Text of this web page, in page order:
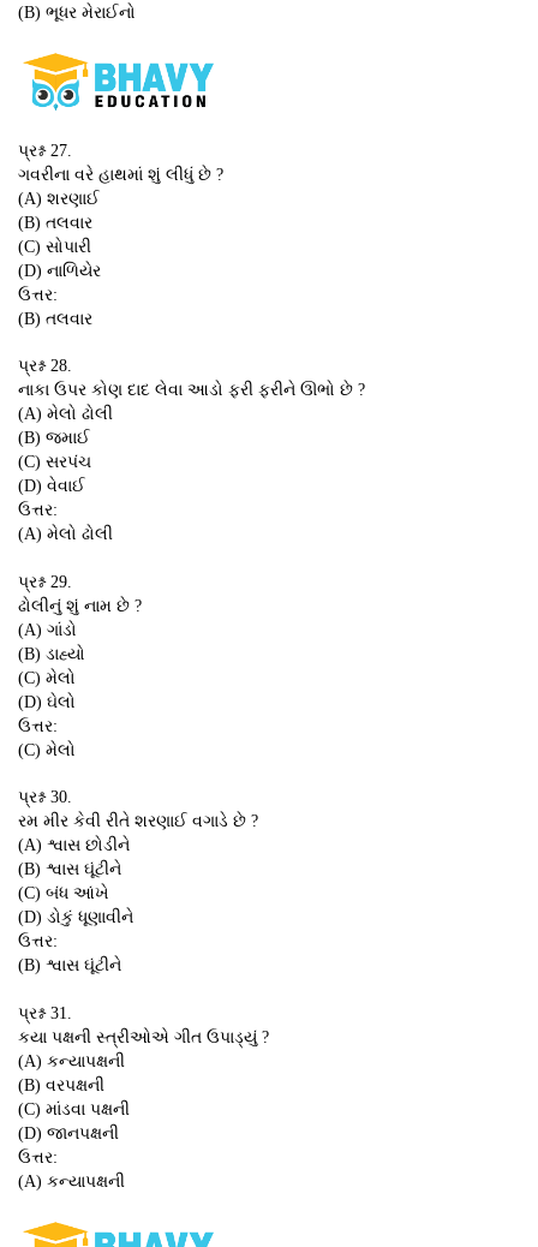
(B) ભૂધર મેરાઈનો
પ્રશ્ન 27.
ગવરીના વરે હાથમાં શું લીધું છે ?
(A) શરણાઈ
(B) તલવાર
(C) સોપારી
(D) નાળિયેર
ઉત્તર:
(B) તલવાર
પ્રશ્ન 28.
નાકા ઉપર કોણ દાદ લેવા આડો ફરી ફરીને ઊભો છે ?
(A) મેલો ઢોલી
(B) જમાઈ
(C) સરપંચ
(D) વેવાઈ
ઉત્તર:
(A) મેલો ઢોલી
પ્રશ્ન 29.
ઢોલીનું શું નામ છે ?
(A) ગાંડો
(B) ડાહ્યો
(C) મેલો
(D) ઘેલો
ઉત્તર:
(C) મેલો
પ્રશ્ન 30.
રમ મીર કેવી રીતે શરણાઈ વગાડે છે ?
(A) શ્વાસ છોડીને
(B) શ્વાસ ઘૂંટીને
(C) બંધ આંખે
(D) ડોકું ધૂણાવીને
ઉત્તર:
(B) શ્વાસ ઘૂંટીને
પ્રશ્ન 31.
કયા પક્ષની સ્ત્રીઓએ ગીત ઉપાડ્યું ?
(A) કન્યાપક્ષની
(B) વરપક્ષની
(C) માંડવા પક્ષની
(D) જાનપક્ષની
ઉત્તર:
(A) કન્યાપક્ષની